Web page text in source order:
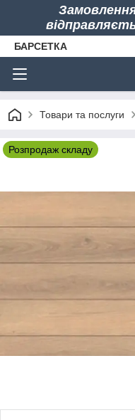
БАРСЕТКА
Товари та послуги
Розпродаж складу